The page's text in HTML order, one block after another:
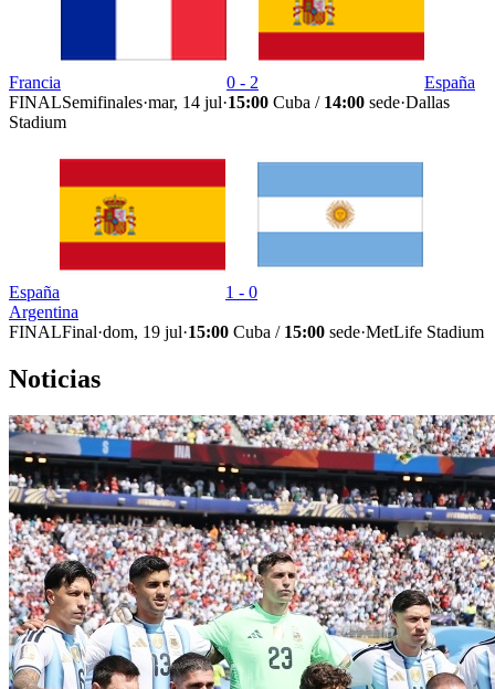
Francia 0 - 2
España
FINALSemifinales·mar, 14 jul·15:00 Cuba / 14:00 sede·Dallas
Stadium
España
1 - 0
Argentina
FINALFinal·dom, 19 jul·15:00 Cuba / 15:00 sede·MetLife Stadium
Noticias